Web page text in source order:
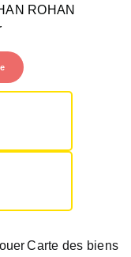
ROHAN
Carte des biens